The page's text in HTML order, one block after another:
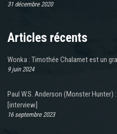
31 décembre 2020
Articles récents
Wonka : Timothée Chalamet est un
9 juin 2024
Paul W.S. Anderson (Monster Hunter)
[interview]
16 septembre 2023